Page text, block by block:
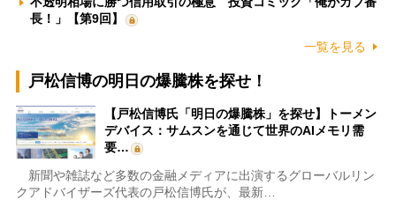
長！」【第9回】
一覧を見る
戸松信博の明日の爆騰株を探せ！
【戸松信博氏「明日の爆騰株」を探せ】トーメン
デバイス：サムスンを通じて世界のAIメモリ需
要…
新聞や雑誌など多数の金融メディアに出演するグローバルリン
クアドバイザーズ代表の戸松信博氏が、最新…